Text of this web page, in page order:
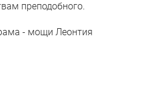
преподобного.
- мощи Леонтия